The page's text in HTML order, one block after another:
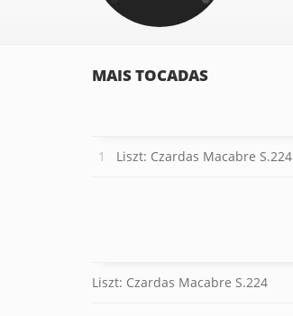
MAIS TOCADAS
Liszt: Czardas Macabre S.224
Liszt: Czardas Macabre S.224